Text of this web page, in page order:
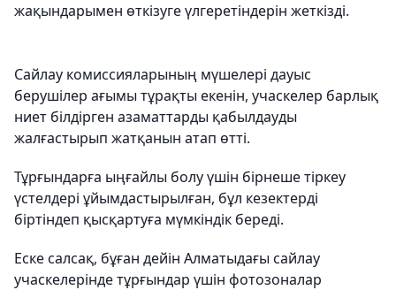
жақындарымен өткізуге үлгеретіндерін жеткізді.
Сайлау комиссияларының мүшелері дауыс
берушілер ағымы тұрақты екенін, учаскелер барлық
ниет білдірген азаматтарды қабылдауды
жалғастырып жатқанын атап өтті.
Тұрғындарға ыңғайлы болу үшін бірнеше тіркеу
үстелдері ұйымдастырылған, бұл кезектерді
біртіндеп қысқартуға мүмкіндік береді.
Еске салсақ, бұған дейін Алматыдағы сайлау
учаскелерінде тұрғындар үшін фотозоналар